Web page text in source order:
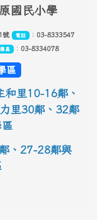
國民小學
號 電話 ： 03-8333547
傳真 ： 03-8334078
區
和里10-16鄰 、
里30鄰 、 32鄰
、 27-28鄰與